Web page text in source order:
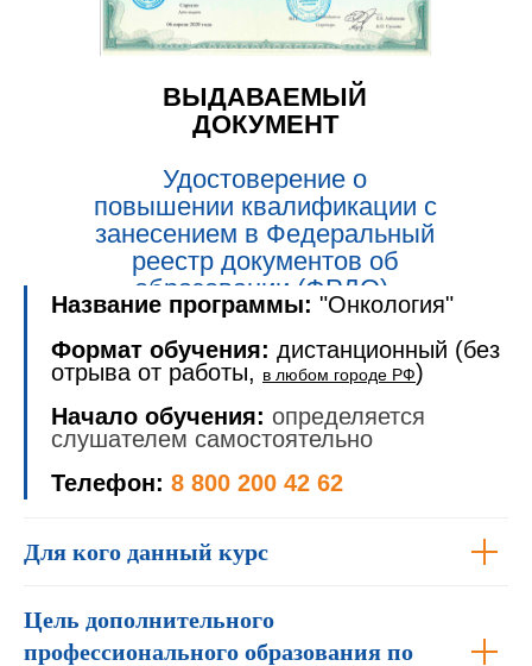
ВЫДАВАЕМЫЙ
ДОКУМЕНТ
Удостоверение о
повышении квалификации с
занесением в Федеральный
реестр документов об
образовании (ФРДО).
Название программы: "Онкология"
Формат обучения: дистанционный (без
отрыва от работы, в любом городе РФ)
Начало обучения: определяется
слушателем самостоятельно
Телефон: 8 800 200 42 62
Для кого данный курс
Цель дополнительного
профессионального образования по